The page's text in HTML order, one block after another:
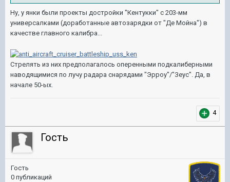
Ну, у янки были проекты достройки "Кентукки" с 203-мм
универсалками (доработанные автозарядки от "Де Мойна") в
качестве главного калибра...
Стрелять из них предполагалось оперенными подкалиберными
наводящимися по лучу радара снарядами "Эрроу"/"Зеус". Да, в
начале 50-ых.
4
Гость
Гость
0 публикаций